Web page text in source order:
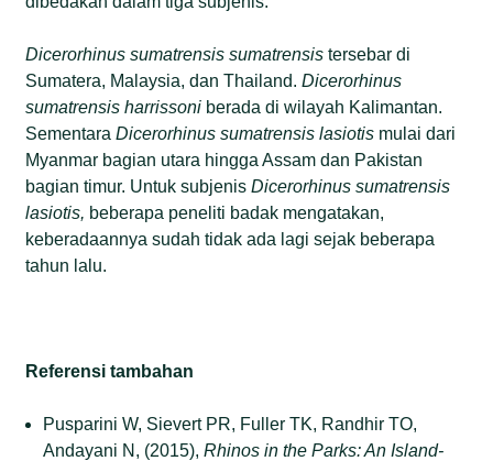
Dicerorhinus sumatrensis sumatrensis tersebar di
Sumatera, Malaysia, dan Thailand.Dicerorhinus
sumatrensis harrissoni berada di wilayah Kalimantan.
SementaraDicerorhinus sumatrensis lasiotis mulai dari
Myanmar bagian utara hingga Assam dan Pakistan
bagian timur. Untuk subjenisDicerorhinus sumatrensis
lasiotis, beberapa peneliti badak mengatakan,
keberadaannya sudah tidak ada lagi sejak beberapa
tahun lalu.
Referensi tambahan
Pusparini W, Sievert PR, Fuller TK, Randhir TO,
Andayani N, (2015),Rhinos in the Parks: An Island-